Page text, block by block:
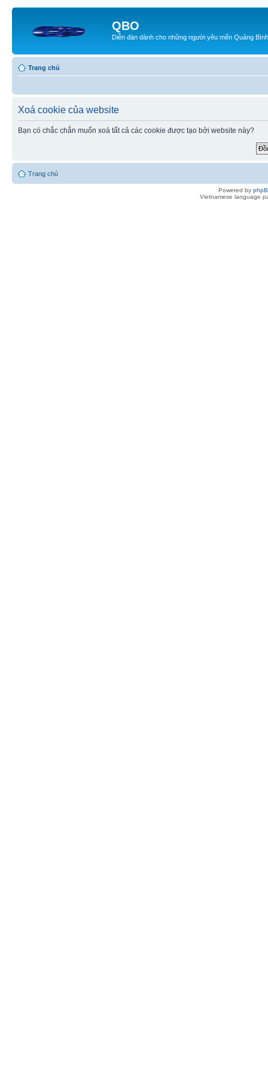
QBO
Diễn đàn dành cho những người yêu mến Quảng Bình
Trang chủ
Xoá cookie của website
Bạn có chắc chắn muốn xoá tất cả các cookie được tạo bởi website này?
Trang chủ
Powered by
Vietnamese language